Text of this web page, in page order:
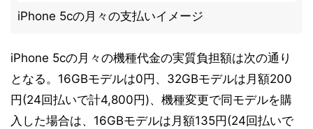
iPhone 5cの月々の支払いイメージ
iPhone 5cの月々の機種代金の実質負担額は次の通り
となる。16GBモデルは0円、32GBモデルは月額200
円(24回払いで計4,800円)、機種変更で同モデルを購
入した場合は、16GBモデルは月額135円(24回払いで